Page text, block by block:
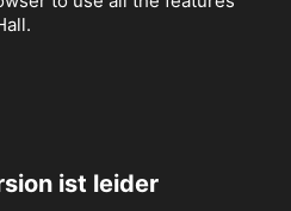
ist leider